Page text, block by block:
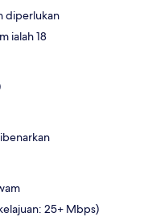
diperlukan
ialah 18
25+ Mbps)